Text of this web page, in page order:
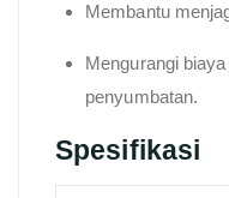
Membantu
Mengurangi
penyumbatan.
Spesifikasi